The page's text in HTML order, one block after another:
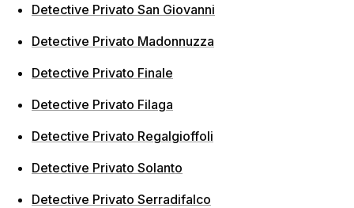
Detective Privato San Giovanni
Detective Privato Madonnuzza
Detective Privato Finale
Detective Privato Filaga
Detective Privato Regalgioffoli
Detective Privato Solanto
Detective Privato Serradifalco